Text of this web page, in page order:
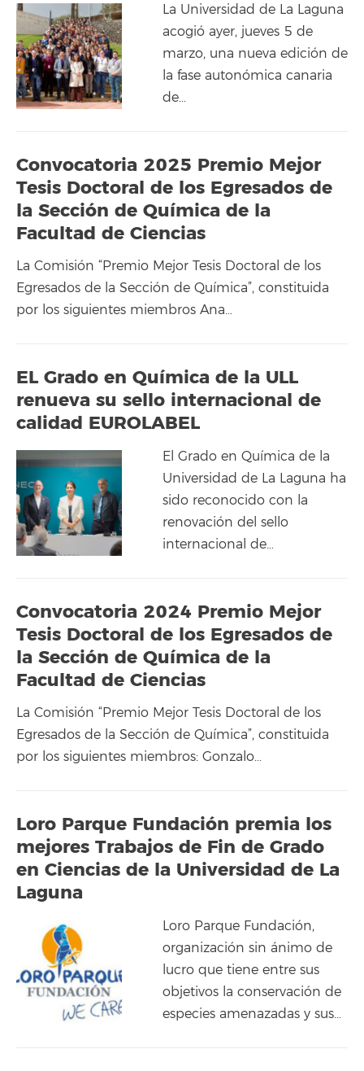
La Universidad de La Laguna
acogió ayer, jueves 5 de
marzo, una nueva edición de
la fase autonómica canaria
de…
Convocatoria 2025 Premio Mejor
Tesis Doctoral de los Egresados de
la Sección de Química de la
Facultad de Ciencias
La Comisión “Premio Mejor Tesis Doctoral de los
Egresados de la Sección de Química”, constituida
por los siguientes miembros Ana…
EL Grado en Química de la ULL
renueva su sello internacional de
calidad EUROLABEL
El Grado en Química de la
Universidad de La Laguna ha
sido reconocido con la
renovación del sello
internacional de…
Convocatoria 2024 Premio Mejor
Tesis Doctoral de los Egresados de
la Sección de Química de la
Facultad de Ciencias
La Comisión “Premio Mejor Tesis Doctoral de los
Egresados de la Sección de Química”, constituida
por los siguientes miembros: Gonzalo…
Loro Parque Fundación premia los
mejores Trabajos de Fin de Grado
en Ciencias de la Universidad de La
Laguna
Loro Parque Fundación,
organización sin ánimo de
lucro que tiene entre sus
objetivos la conservación de
especies amenazadas y sus…